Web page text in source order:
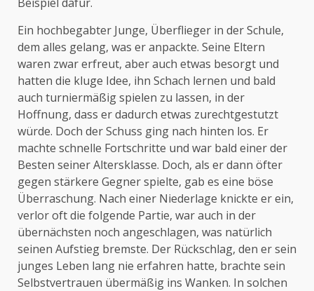
Ein hochbegabter Junge, Überflieger in der Schule,
dem alles gelang, was er anpackte. Seine Eltern
waren zwar erfreut, aber auch etwas besorgt und
hatten die kluge Idee, ihn Schach lernen und bald
auch turniermäßig spielen zu lassen, in der
Hoffnung, dass er dadurch etwas zurechtgestutzt
würde. Doch der Schuss ging nach hinten los. Er
machte schnelle Fortschritte und war bald einer der
Besten seiner Altersklasse. Doch, als er dann öfter
gegen stärkere Gegner spielte, gab es eine böse
Überraschung. Nach einer Niederlage knickte er ein,
verlor oft die folgende Partie, war auch in der
übernächsten noch angeschlagen, was natürlich
seinen Aufstieg bremste. Der Rückschlag, den er sein
junges Leben lang nie erfahren hatte, brachte sein
Selbstvertrauen übermäßig ins Wanken. In solchen